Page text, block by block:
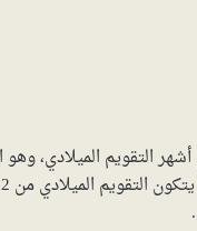
التقويم الميلادي، وهو